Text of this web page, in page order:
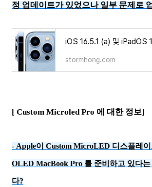
정 업데이트가 있었으나 일부 문제로
stormhong.com
[ Custom MicroledPro 에 대한 정보]
- Apple이 Custom MicroLED 디스플레이
OLED MacBook Pro 를 준비하고 있다
다?